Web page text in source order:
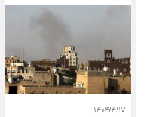
۱۴۰۴/۴/۱۷